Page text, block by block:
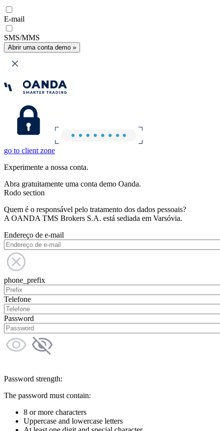
E-mail
SMS/MMS
Abrir uma conta demo »
go to client zone
Experimente a nossa conta.
Abra gratuitamente uma conta demo Oanda.
Rodo section
Quem é o responsável pelo tratamento dos dados pessoais?
A OANDA TMS Brokers S.A. está sediada em Varsóvia.
Endereço de e-mail
phone_prefix
Telefone
Password
Password strength:
The password must contain:
8 or more characters
Uppercase and lowercase letters